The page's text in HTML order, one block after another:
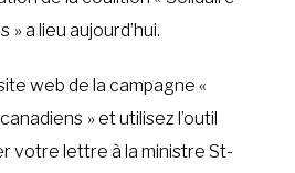
a lieu aujourd’hui.
web de la campagne «
» et utilisez l’outil
votre lettre à la ministre St-